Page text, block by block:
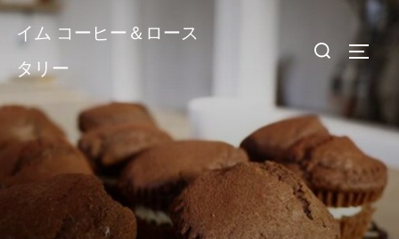
コ
ン
ツ
へ
イム コーヒー＆ロース
タリー
検
象: